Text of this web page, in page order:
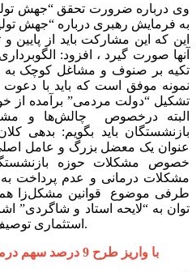
وی درباره ضرورت تحقق “جهش
به فرمایش رهبری درباره “جهش
این که این مشارکت باید از
آنها صورت گیرد ، افزود:
تکیه بر صنوف و مشاغل کوچک به
نمونه موفق است که باید با
تشکیل “دولت مردمی” برآمده از
البته درخصوص چالش‌ها و
بازنشستگان باید بگویم: بدهی
عنوان یک معضل بزرگ و عامل
خصوص مشکلات حوزه
مشکلات درمانی و عدم پرداخت
طرفی موضوع قوانین مشکل‌زا
توان به “لایحه استاد و شاگردی”
استثماری توصیف شد و با تلاش تشکل‌ها رد شد.
با واریز طرح 9 درصد سهم درمان به خزانه دولت مخالفت شد